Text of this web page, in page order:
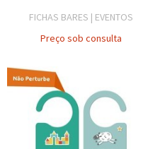
FICHAS BARES | EVENTOS
Preço sob consulta